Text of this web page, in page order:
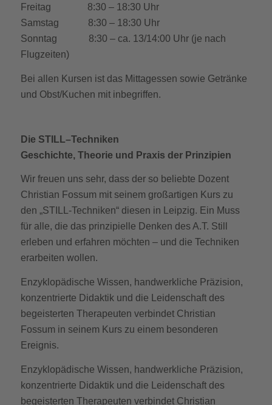
Freitag 8:30 – 18:30 Uhr
Samstag 8:30 – 18:30 Uhr
Sonntag 8:30 – ca. 13/14:00 Uhr (je nach
Flugzeiten)
Bei allen Kursen ist das Mittagessen sowie Getränke
und Obst/Kuchen mit inbegriffen.
Die STILL–Techniken
Geschichte, Theorie und Praxis der Prinzipien
Wir freuen uns sehr, dass der so beliebte Dozent
Christian Fossum mit seinem großartigen Kurs zu
den „STILL-Techniken“ diesen in Leipzig. Ein Muss
für alle, die das prinzipielle Denken des A.T. Still
erleben und erfahren möchten – und die Techniken
erarbeiten wollen.
Enzyklopädische Wissen, handwerkliche Präzision,
konzentrierte Didaktik und die Leidenschaft des
begeisterten Therapeuten verbindet Christian
Fossum in seinem Kurs zu einem besonderen
Ereignis.
Enzyklopädische Wissen, handwerkliche Präzision,
konzentrierte Didaktik und die Leidenschaft des
begeisterten Therapeuten verbindet Christian